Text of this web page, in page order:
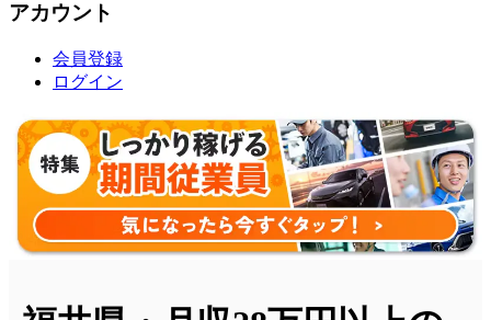
アカウント
会員登録
ログイン